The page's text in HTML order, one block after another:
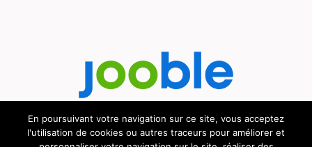
Découvrez le métier de la cuisine.
En poursuivant votre navigation sur ce site, vous acceptez
l'utilisation de cookies ou autres traceurs pour améliorer et